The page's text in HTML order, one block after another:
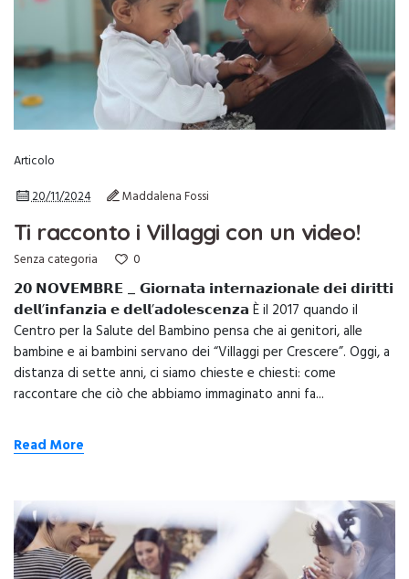
Articolo
20/11/2024
Maddalena Fossi
Ti racconto i Villaggi con un video!
Senza categoria 0
𝟮𝟬 𝗡𝗢𝗩𝗘𝗠𝗕𝗥𝗘 _ 𝗚𝗶𝗼𝗿𝗻𝗮𝘁𝗮 𝗶𝗻𝘁𝗲𝗿𝗻𝗮𝘇𝗶𝗼𝗻𝗮𝗹𝗲 𝗱𝗲𝗶 𝗱𝗶𝗿𝗶𝘁𝘁𝗶
𝗱𝗲𝗹𝗹’𝗶𝗻𝗳𝗮𝗻𝘇𝗶𝗮 𝗲 𝗱𝗲𝗹𝗹’𝗮𝗱𝗼𝗹𝗲𝘀𝗰𝗲𝗻𝘇𝗮 È il 2017 quando il
Centro per la Salute del Bambino pensa che ai genitori, alle
bambine e ai bambini servano dei “Villaggi per Crescere”. Oggi, a
distanza di sette anni, ci siamo chieste e chiesti: come
raccontare che ciò che abbiamo immaginato anni fa...
Read More